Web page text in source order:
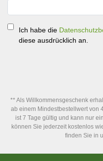
Ich habe die
diese ausdrücklich an.
** Als Willkommensgeschenk
ab einem Mindestbestellwert von
ist 7 Tage gültig und kann nur
können Sie jederzeit kostenlos
finden Sie in